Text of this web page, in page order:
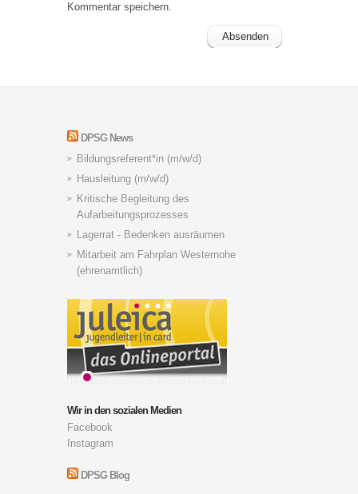
Kommentar speichern.
DPSG News
Bildungsreferent*in (m/w/d)
Hausleitung (m/w/d)
Kritische Begleitung des
Aufarbeitungsprozesses
Lagerrat - Bedenken ausräumen
Mitarbeit am Fahrplan Westernohe
(ehrenamtlich)
Wir in den sozialen Medien
Facebook
Instagram
DPSG Blog